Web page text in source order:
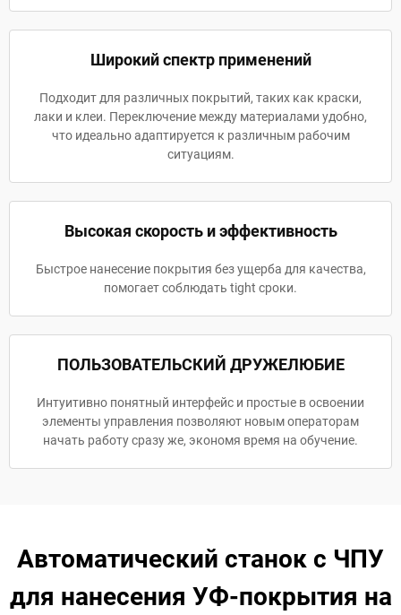
Широкий спектр применений
Подходит для различных покрытий, таких как краски,
лаки и клеи. Переключение между материалами удобно,
что идеально адаптируется к различным рабочим
ситуациям.
Высокая скорость и эффективность
Быстрое нанесение покрытия без ущерба для качества,
помогает соблюдать tight сроки.
ПОЛЬЗОВАТЕЛЬСКИЙ ДРУЖЕЛЮБИЕ
Интуитивно понятный интерфейс и простые в освоении
элементы управления позволяют новым операторам
начать работу сразу же, экономя время на обучение.
Автоматический станок с ЧПУ
для нанесения УФ-покрытия на